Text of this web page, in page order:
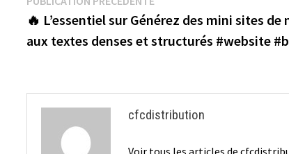
de
précédente :
🔥 L’essentiel sur Générez des mini sites de
aux textes denses et structurés #website
cfcdistribution